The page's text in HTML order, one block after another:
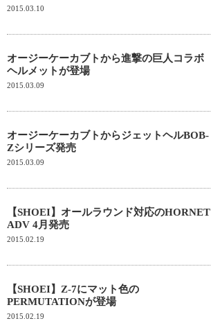
2015.03.10
オージーケーカブトから進撃の巨人コラボ
ヘルメットが登場
2015.03.09
オージーケーカブトからジェットヘルBOB-
Zシリーズ発売
2015.03.09
【SHOEI】オールラウンド対応のHORNET
ADV 4月発売
2015.02.19
【SHOEI】Z-7にマット色の
PERMUTATIONが登場
2015.02.19